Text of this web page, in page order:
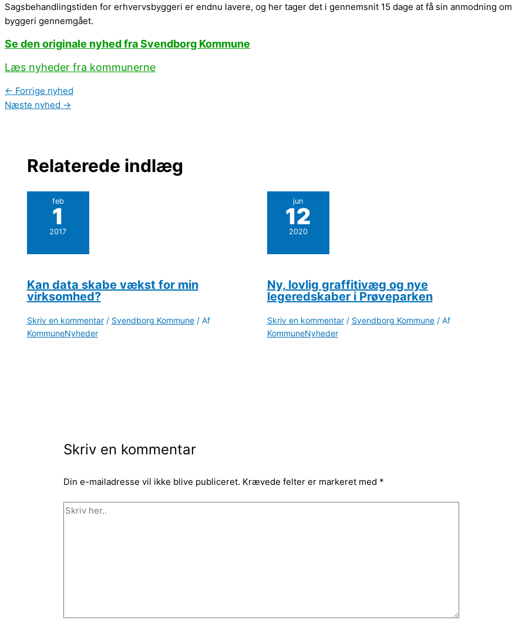
Sagsbehandlingstiden for erhvervsbyggeri er endnu lavere, og her tager det i gennemsnit 15 dage at få sin anmodning om
byggeri gennemgået.
Se den originale nyhed fra Svendborg Kommune
Læs nyheder fra kommunerne
← Forrige nyhed
Næste nyhed →
Relaterede indlæg
feb
1
2017
Kan data skabe vækst for min
virksomhed?
Skriv en kommentar / Svendborg Kommune/ Af
KommuneNyheder
jun
12
2020
Ny, lovlig graffitivæg og nye
legeredskaber i Prøveparken
Skriv en kommentar / Svendborg Kommune/ Af
KommuneNyheder
Skriv en kommentar
Din e-mailadresse vil ikke blive publiceret. Krævede felter er markeret med *
Skriv